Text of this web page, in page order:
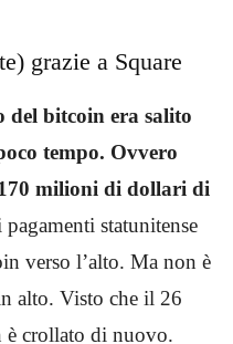
grazie a Square
bitcoin era salito
tempo. Ovvero
milioni di dollari di
statunitense
verso l’alto. Ma non è
alto. Visto che il 26
è crollato di nuovo.